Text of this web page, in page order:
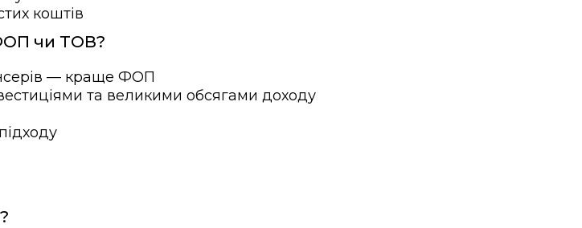
коштів
чи ТОВ?
— краще ФОП
та великими обсягами доходу